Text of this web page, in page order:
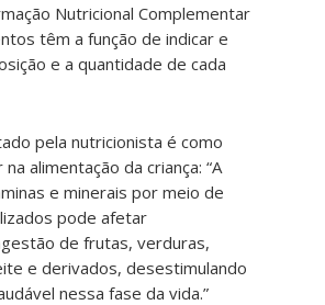
Nutricional Complementar
têm a função de indicar e
e a quantidade de cada
pela nutricionista é como
alimentação da criança: “A
e minerais por meio de
pode afetar
de frutas, verduras,
e derivados, desestimulando
nessa fase da vida.”